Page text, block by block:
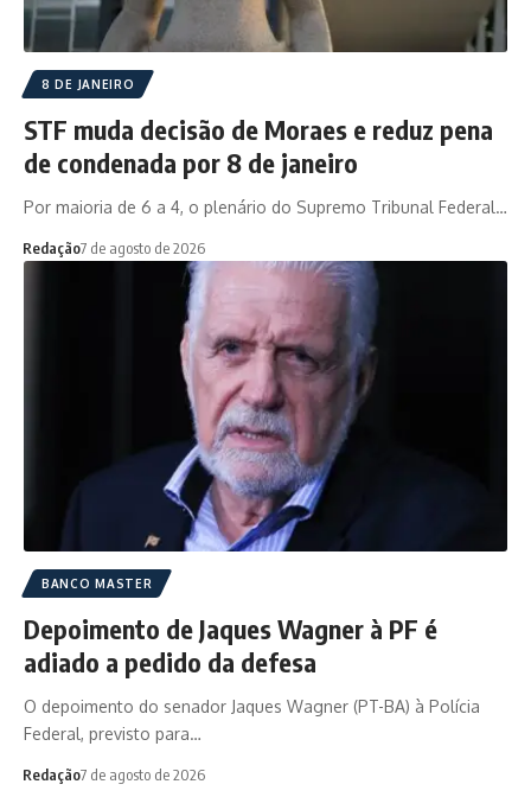
8 DE JANEIRO
STF muda decisão de Moraes e reduz pena
de condenada por 8 de janeiro
Por maioria de 6 a 4, o plenário do Supremo Tribunal Federal…
Redação7 de agosto de 2026
BANCO MASTER
Depoimento de Jaques Wagner à PF é
adiado a pedido da defesa
O depoimento do senador Jaques Wagner (PT-BA) à Polícia
Federal, previsto para…
Redação7 de agosto de 2026